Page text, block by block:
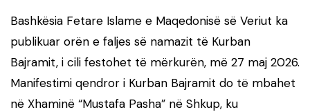
Bashkësia Fetare Islame e Maqedonisë së Veriut ka
publikuar orën e faljes së namazit të Kurban
Bajramit, i cili festohet të mërkurën, më 27 maj 2026.
Manifestimi qendror i Kurban Bajramit do të mbahet
në Xhaminë “Mustafa Pasha” në Shkup, ku